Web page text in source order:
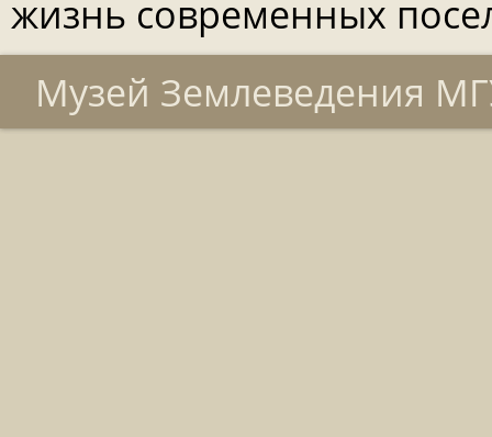
жизнь современных
Музей Землеведения